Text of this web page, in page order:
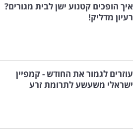
איך הופכים קטנוע ישן לבית מגורים?
רעיון מדליק!
עוזרים לגמור את החודש - קמפיין
ישראלי משעשע לתרומת זרע